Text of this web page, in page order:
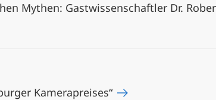
Mythen: Gastwissenschaftler Dr.
Kamerapreises“